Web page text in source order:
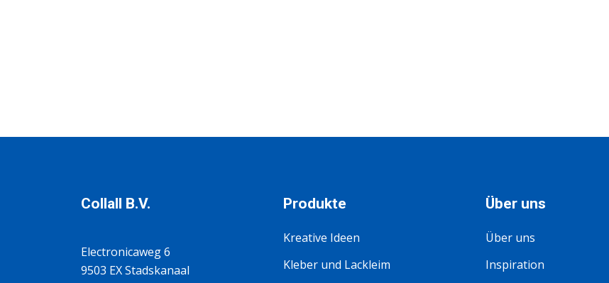
Collall B.V.
Electronicaweg 6
9503 EX Stadskanaal
Produkte
Kreative Ideen
Kleber und Lackleim
Über uns
Über uns
Inspiration